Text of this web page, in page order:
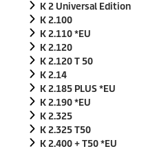
K 2 Universal Edition
K 2.100
K 2.110 *EU
K 2.120
K 2.120 T 50
K 2.14
K 2.185 PLUS *EU
K 2.190 *EU
K 2.325
K 2.325 T50
K 2.400 + T50 *EU